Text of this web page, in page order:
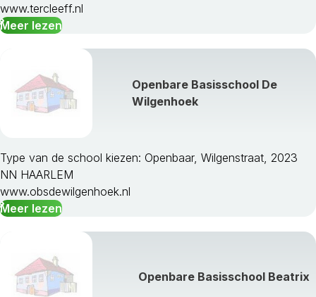
www.tercleeff.nl
Meer lezen
Openbare Basisschool De
Wilgenhoek
Type van de school kiezen: Openbaar, Wilgenstraat, 2023
NN HAARLEM
www.obsdewilgenhoek.nl
Meer lezen
Openbare Basisschool Beatrix